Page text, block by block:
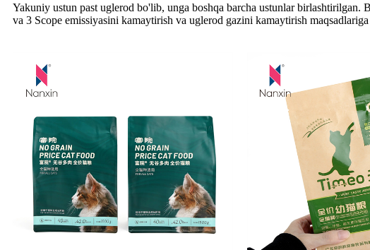
Yakuniy ustun past uglerod bo'lib, unga boshqa barcha ustunlar
va 3 Scope emissiyasini kamaytirish va uglerod gazini kamaytirish